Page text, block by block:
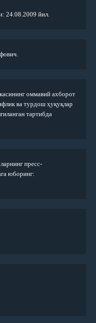
24.08.2009 йил.
оммавий ахборот
ва турдош ҳуқуқлар
тартибда
пресс-
юборинг: